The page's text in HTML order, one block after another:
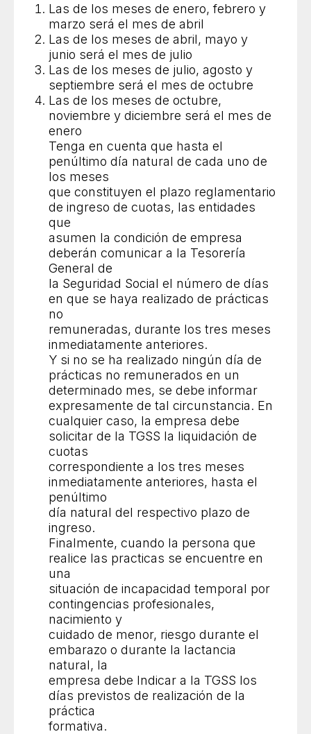
Las de los meses de enero, febrero y
marzo será el mes de abril
Las de los meses de abril, mayo y
junio será el mes de julio
Las de los meses de julio, agosto y
septiembre será el mes de octubre
Las de los meses de octubre,
noviembre y diciembre será el mes de
enero
Tenga en cuenta que hasta el
penúltimo día natural de cada uno de
los meses
que constituyen el plazo reglamentario
de ingreso de cuotas, las entidades
que
asumen la condición de empresa
deberán comunicar a la Tesorería
General de
la Seguridad Social el número de días
en que se haya realizado de prácticas
no
remuneradas, durante los tres meses
inmediatamente anteriores.
Y si no se ha realizado ningún día de
prácticas no remunerados en un
determinado mes, se debe informar
expresamente de tal circunstancia. En
cualquier caso, la empresa debe
solicitar de la TGSS la liquidación de
cuotas
correspondiente a los tres meses
inmediatamente anteriores, hasta el
penúltimo
día natural del respectivo plazo de
ingreso.
Finalmente, cuando la persona que
realice las practicas se encuentre en
una
situación de incapacidad temporal por
contingencias profesionales,
nacimiento y
cuidado de menor, riesgo durante el
embarazo o durante la lactancia
natural, la
empresa debe Indicar a la TGSS los
días previstos de realización de la
práctica
formativa.